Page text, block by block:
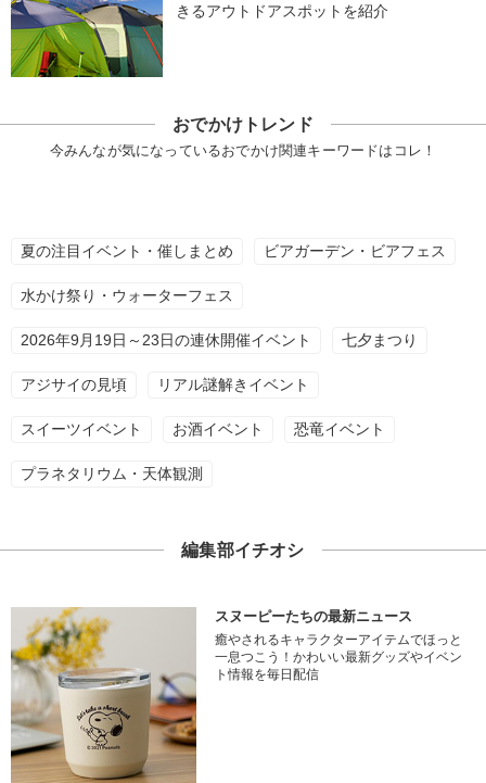
きるアウトドアスポットを紹介
おでかけトレンド
今みんなが気になっているおでかけ関連キーワードはコレ！
夏の注目イベント・催しまとめ ビアガーデン・ビアフェス
水かけ祭り・ウォーターフェス
2026年9月19日～23日の連休開催イベント 七夕まつり
アジサイの見頃 リアル謎解きイベント
スイーツイベント お酒イベント 恐竜イベント
プラネタリウム・天体観測
編集部イチオシ
スヌーピーたちの最新ニュース
癒やされるキャラクターアイテムでほっと
一息つこう！かわいい最新グッズやイベン
ト情報を毎日配信